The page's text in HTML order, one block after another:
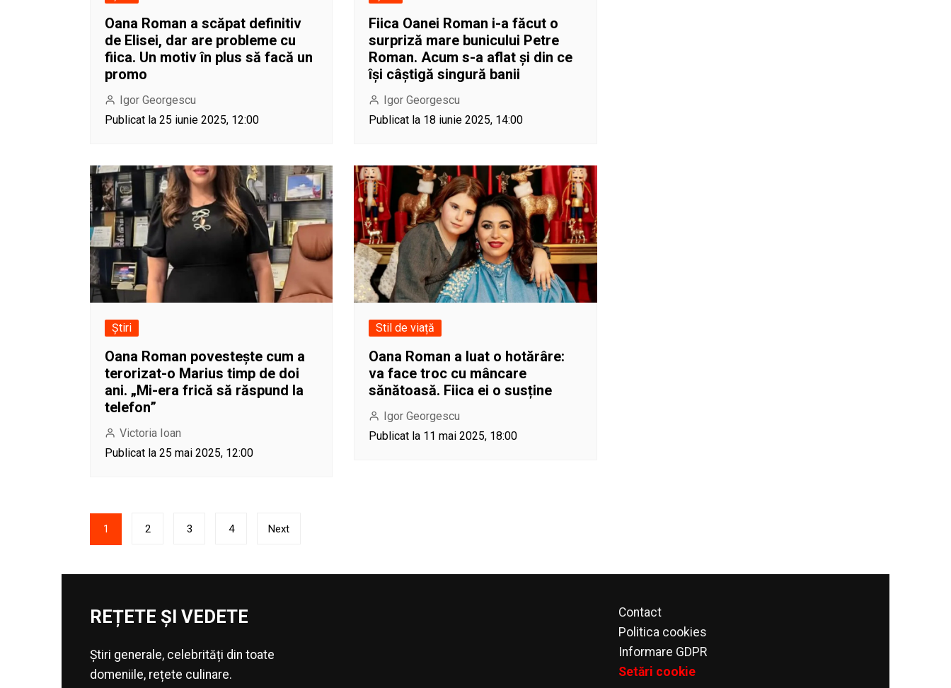
Oana Roman a scăpat definitiv
de Elisei, dar are probleme cu
fiica. Un motiv în plus să facă un
promo
Igor Georgescu
Publicat la 25 iunie 2025, 12:00
Fiica Oanei Roman i-a făcut o
surpriză mare bunicului Petre
Roman. Acum s-a aflat și din ce
își câștigă singură banii
Igor Georgescu
Publicat la 18 iunie 2025, 14:00
Știri
Oana Roman povestește cum a
terorizat-o Marius timp de doi
ani. „Mi-era frică să răspund la
telefon”
Victoria Ioan
Publicat la 25 mai 2025, 12:00
Stil de viață
Oana Roman a luat o hotărâre:
va face troc cu mâncare
sănătoasă. Fiica ei o susține
Igor Georgescu
Publicat la 11 mai 2025, 18:00
Paginație
articole
1 2 3 4 Next
REȚETE ȘI VEDETE
Știri generale, celebrități din toate
domeniile, rețete culinare.
Contact
Politica cookies
Informare GDPR
Setări cookie